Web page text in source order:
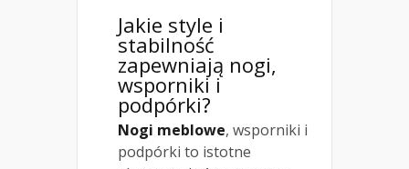
Jakie style i
stabilność
zapewniają nogi,
wsporniki i
podpórki?
Nogi meblowe, wsporniki i
podpórki to istotne